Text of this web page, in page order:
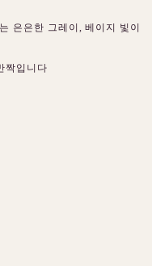
은은한 그레이, 베이지 빛이
짝입니다